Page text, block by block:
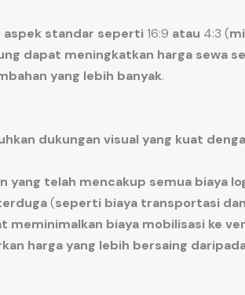
aspek standar seperti 16:9 atau 4:3 (
dapat meningkatkan harga sewa
yang lebih banyak.
dukungan visual yang kuat
yang telah mencakup semua biaya
(seperti biaya transportasi dan
meminimalkan biaya mobilisasi ke
harga yang lebih bersaing